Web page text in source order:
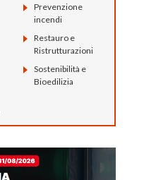
Prevenzione
incendi
Restauro e
Ristrutturazioni
Sostenibilità e
Bioedilizia